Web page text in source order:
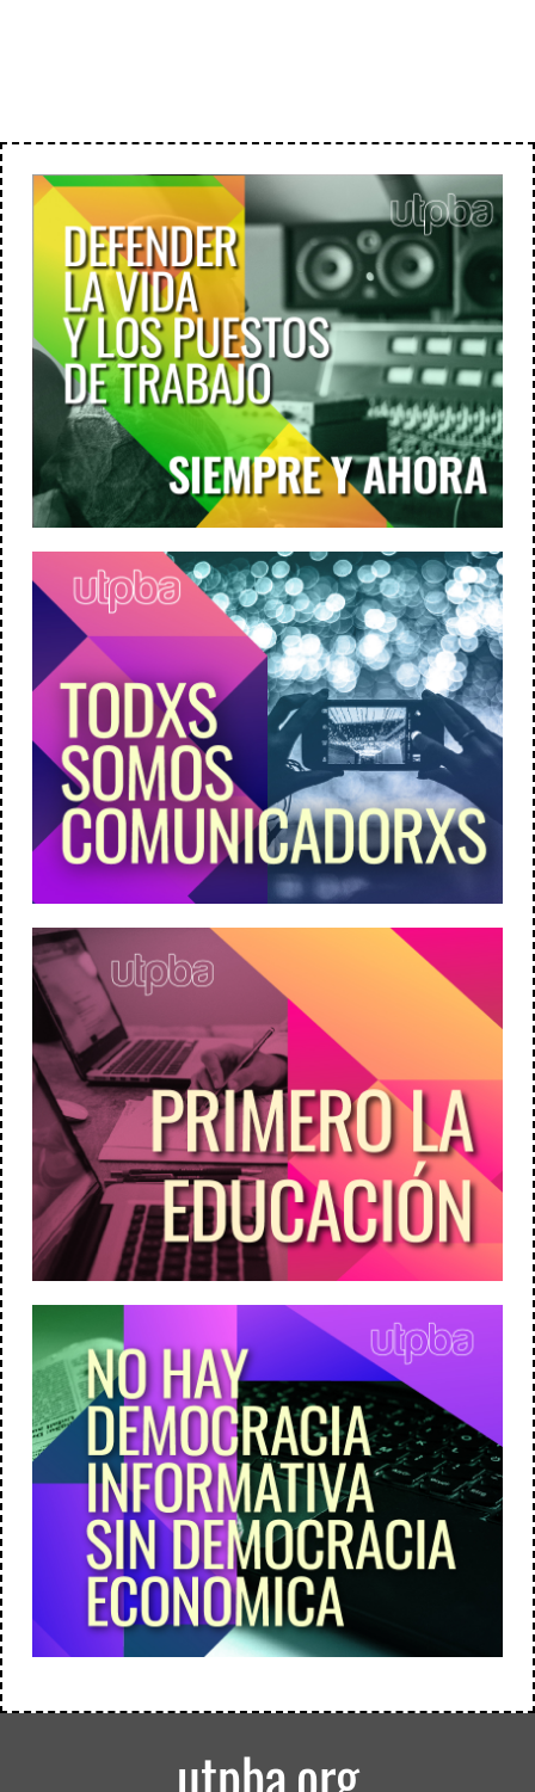
utpba.org